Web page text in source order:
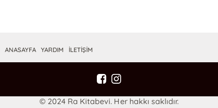
ANASAYFA YARDIM İLETİŞİM
© 2024 Ra Kitabevi. Her hakkı saklıdır.